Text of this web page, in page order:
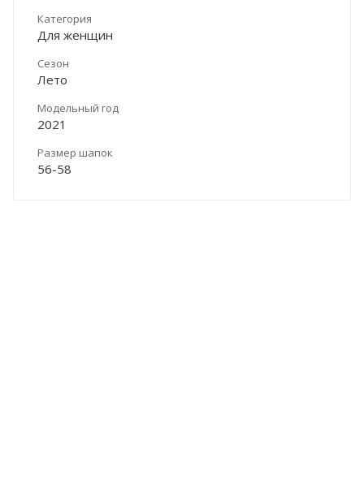
Категория
Для женщин
Сезон
Лето
Модельный год
2021
Размер шапок
56-58